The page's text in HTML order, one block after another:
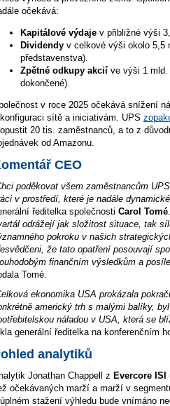
očekává:
Kapitálové výdaje v přibližné výši
Dividendy v celkové výši okolo 5,5
představenstva).
Zpětné odkupy akcií ve výši 1 mld.
dokončené).
v roce 2025 očekává snížení
sítě a iniciativám. UPS
20 tis. zaměstnanců, a to z
od Amazonu.
CEO
poděkovat všem zaměstnancům
v prostředí, které je nadále
ředitelka společnosti Carol Tomé
odrážejí jak složitost situace, tak
pokroku v našich
že tato opatření posouvají
finančním výsledkům a
Tomé.
ekonomika USA prokázala
americký trh s malými balíky,
náladou v USA, která se
generální ředitelka na konferenčním
analytiků
Jonathan Chappell z Evercore ISI
očekávaných marží a marží v
stažení výhledu bude vnímáno